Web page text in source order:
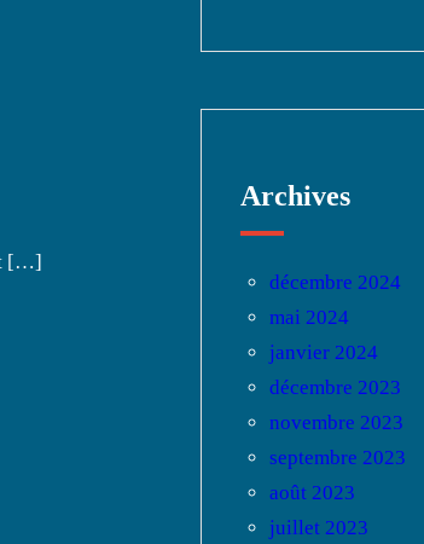
[…]
Archives
décembre 2024
mai 2024
janvier 2024
décembre 2023
novembre 2023
septembre 2023
août 2023
juillet 2023